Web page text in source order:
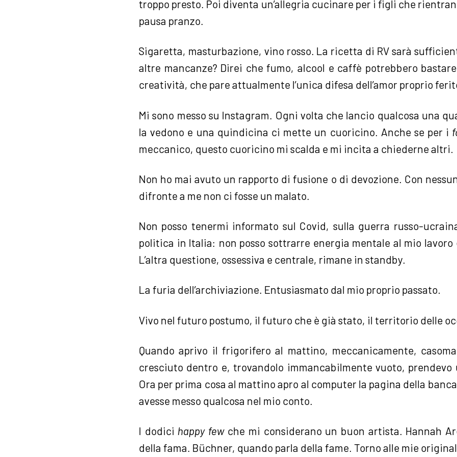
troppo presto. Poi diventa un’allegria cucinare per i figli che
pausa pranzo.
Sigaretta, masturbazione, vino rosso. La ricetta di RV sarà
altre mancanze? Direi che fumo, alcool e caffè potrebbero
creatività, che pare attualmente l’unica difesa dell’amor proprio
Mi sono messo su Instagram. Ogni volta che lancio qualcosa una
la vedono e una quindicina ci mette un cuoricino. Anche se per i
meccanico, questo cuoricino mi scalda e mi incita a chiederne altri.
Non ho mai avuto un rapporto di fusione o di devozione. Con
difronte a me non ci fosse un malato.
Non posso tenermi informato sul Covid, sulla guerra russo-
politica in Italia: non posso sottrarre energia mentale al mio
L’altra questione, ossessiva e centrale, rimane in standby.
La furia dell’archiviazione. Entusiasmato dal mio proprio passato.
Vivo nel futuro postumo, il futuro che è già stato, il territorio delle
Quando aprivo il frigorifero al mattino, meccanicamente,
cresciuto dentro e, trovandolo immancabilmente vuoto,
Ora per prima cosa al mattino apro al computer la pagina della
avesse messo qualcosa nel mio conto.
I dodici happy fewche mi considerano un buon artista. Hannah
della fama. Büchner, quando parla della fame. Torno alle mie